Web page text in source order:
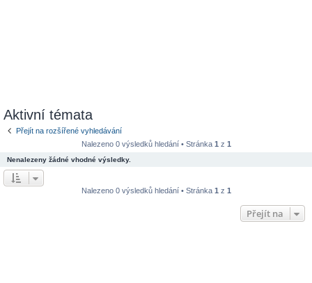
Aktivní témata
Přejít na rozšířené vyhledávání
Nalezeno 0 výsledků hledání • Stránka 1 z 1
Nenalezeny žádné vhodné výsledky.
Nalezeno 0 výsledků hledání • Stránka 1 z 1
Přejít na